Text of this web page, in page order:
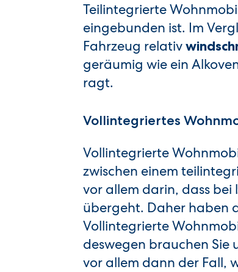
Teilintegrierte
eingebunden ist. Im
Fahrzeug relativ
geräumig wie ein
ragt.
Vollintegriertes
Vollintegrierte
zwischen einem
vor allem darin, dass
übergeht. Daher haben
Vollintegrierte
deswegen brauchen Sie
vor allem dann der Fall,